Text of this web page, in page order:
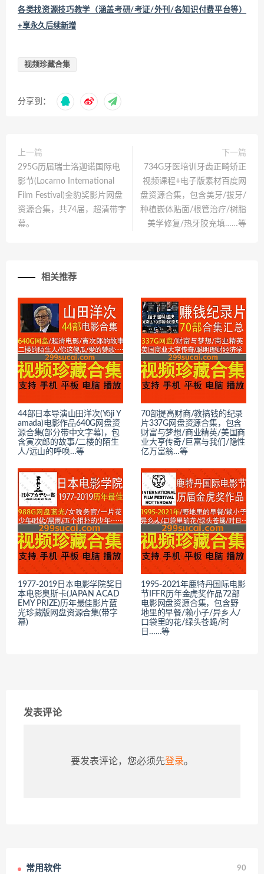
各类找资源技巧教学（涵盖考研/考证/外刊/各知识付费平台等）
+享永久后续新增
视频珍藏合集
分享到：
上一篇
295G历届瑞士洛迦诺国际电
影节(Locarno International
Film Festival)金豹奖影片网盘
资源合集，共74届，超清带字
幕。
下一篇
734G牙医培训牙齿正畸矫正
视频课程+电子版素材百度网
盘资源合集，包含美牙/拔牙/
种植嵌体贴面/根管治疗/树脂
美学修复/热牙胶充填……等
相关推荐
44部日本导演山田洋次(Yôji Y
amada)电影作品640G网盘资
源合集(部分带中文字幕)，包
含寅次郎的故事/二楼的陌生
人/远山的呼唤…等
70部提高财商/教搞钱的纪录
片337G网盘资源合集，包含
财富与梦想/商业精英/美国商
业大亨传奇/巨富与我们/隐性
亿万富翁…等
1977-2019日本电影学院奖日
本电影奥斯卡(JAPAN ACAD
EMY PRIZE)历年最佳影片蓝
光珍藏版网盘资源合集(带字
幕)
1995-2021年鹿特丹国际电影
节IFFR历年金虎奖作品72部
电影网盘资源合集，包含野
地里的早餐/赖小子/异乡人/
口袋里的花/绿头苍蝇/时
日……等
发表评论
要发表评论，您必须先登录。
常用软件 90